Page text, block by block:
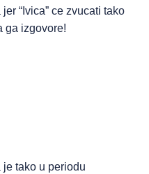
“Ivica” ce zvucati tako
ga izgovore!
tako u periodu